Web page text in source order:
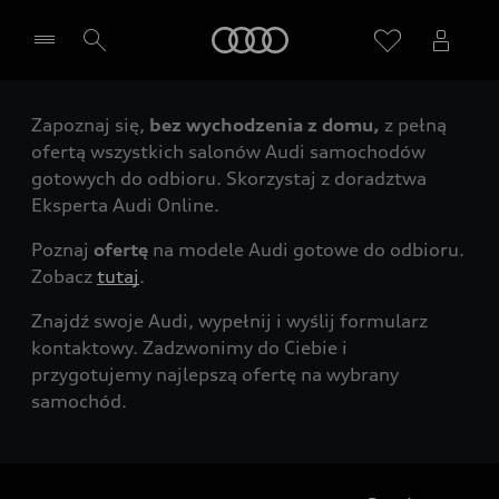
Wybierz Twojego Partnera Audi
Zapoznaj się, bez wychodzenia z domu, z pełną
ofertą wszystkich salonów Audi samochodów
gotowych do odbioru. Skorzystaj z doradztwa
Eksperta Audi Online.
Poznaj ofertę na modele Audi gotowe do odbioru.
Zobacz tutaj.
Znajdź swoje Audi, wypełnij i wyślij formularz
kontaktowy. Zadzwonimy do Ciebie i
przygotujemy najlepszą ofertę na wybrany
samochód.